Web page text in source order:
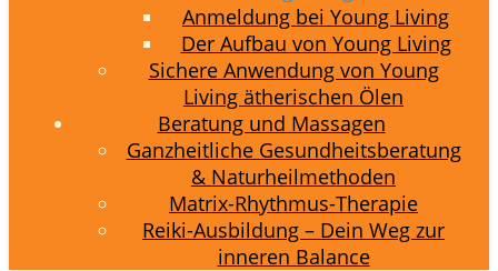
Anmeldung bei Young Living
Der Aufbau von Young Living
Sichere Anwendung von Young
Living ätherischen Ölen
Beratung und Massagen
Ganzheitliche Gesundheitsberatung
& Naturheilmethoden
Matrix-Rhythmus-Therapie
Reiki-Ausbildung – Dein Weg zur
inneren Balance